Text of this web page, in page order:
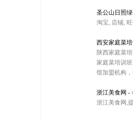
圣公山日照
淘宝, 店铺,
西安家庭菜培
陕西家庭菜
家庭菜培训
馆加盟机构
浙江美食网 -
浙江美食网,